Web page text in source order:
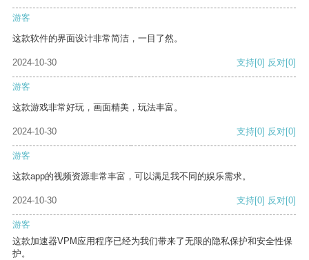
游客
这款软件的界面设计非常简洁，一目了然。
2024-10-30 支持[0] 反对[0]
游客
这款游戏非常好玩，画面精美，玩法丰富。
2024-10-30 支持[0] 反对[0]
游客
这款app的视频资源非常丰富，可以满足我不同的娱乐需求。
2024-10-30 支持[0] 反对[0]
游客
这款加速器VPM应用程序已经为我们带来了无限的隐私保护和安全性保
护。